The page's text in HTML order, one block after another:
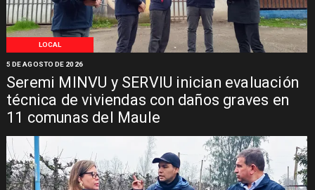
LOCAL
Seremi MINVU y SERVIU inician evaluación
técnica de viviendas con daños graves en
11 comunas del Maule
5 DE AGOSTO DE 2026